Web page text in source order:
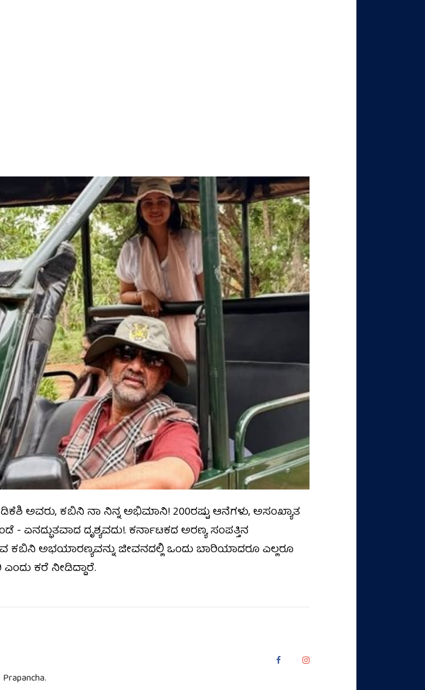
ಅವರು, ಕಬಿನಿ ನಾ ನಿನ್ನ ಅಭಿಮಾನಿ! 200ರಷ್ಟು ಆನೆಗಳು, ಅಸಂಖ್ಯಾತ
ಏನದ್ಭುತವಾದ ದೃಶ್ಯವದು‌!. ಕರ್ನಾಟಕದ ಅರಣ್ಯ ಸಂಪತ್ತಿನ
ಕಬಿನಿ ಅಭಯಾರಣ್ಯವನ್ನು ಜೀವನದಲ್ಲಿ ಒಂದು ಬಾರಿಯಾದರೂ ಎಲ್ಲರೂ
ಕರೆ ನೀಡಿದ್ದಾರೆ.